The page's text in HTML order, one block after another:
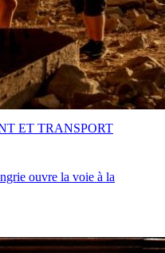
ouvre la voie à la
ET TRANSPORT